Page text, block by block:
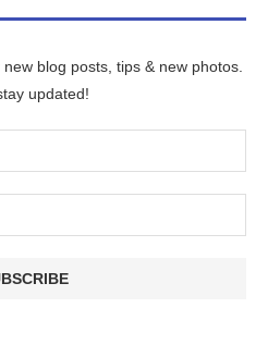
blog posts, tips & new photos.
updated!